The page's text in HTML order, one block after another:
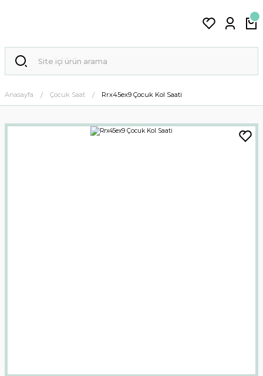
Anasayfa Çocuk Saat Rrx45ex9 Çocuk Kol Saati